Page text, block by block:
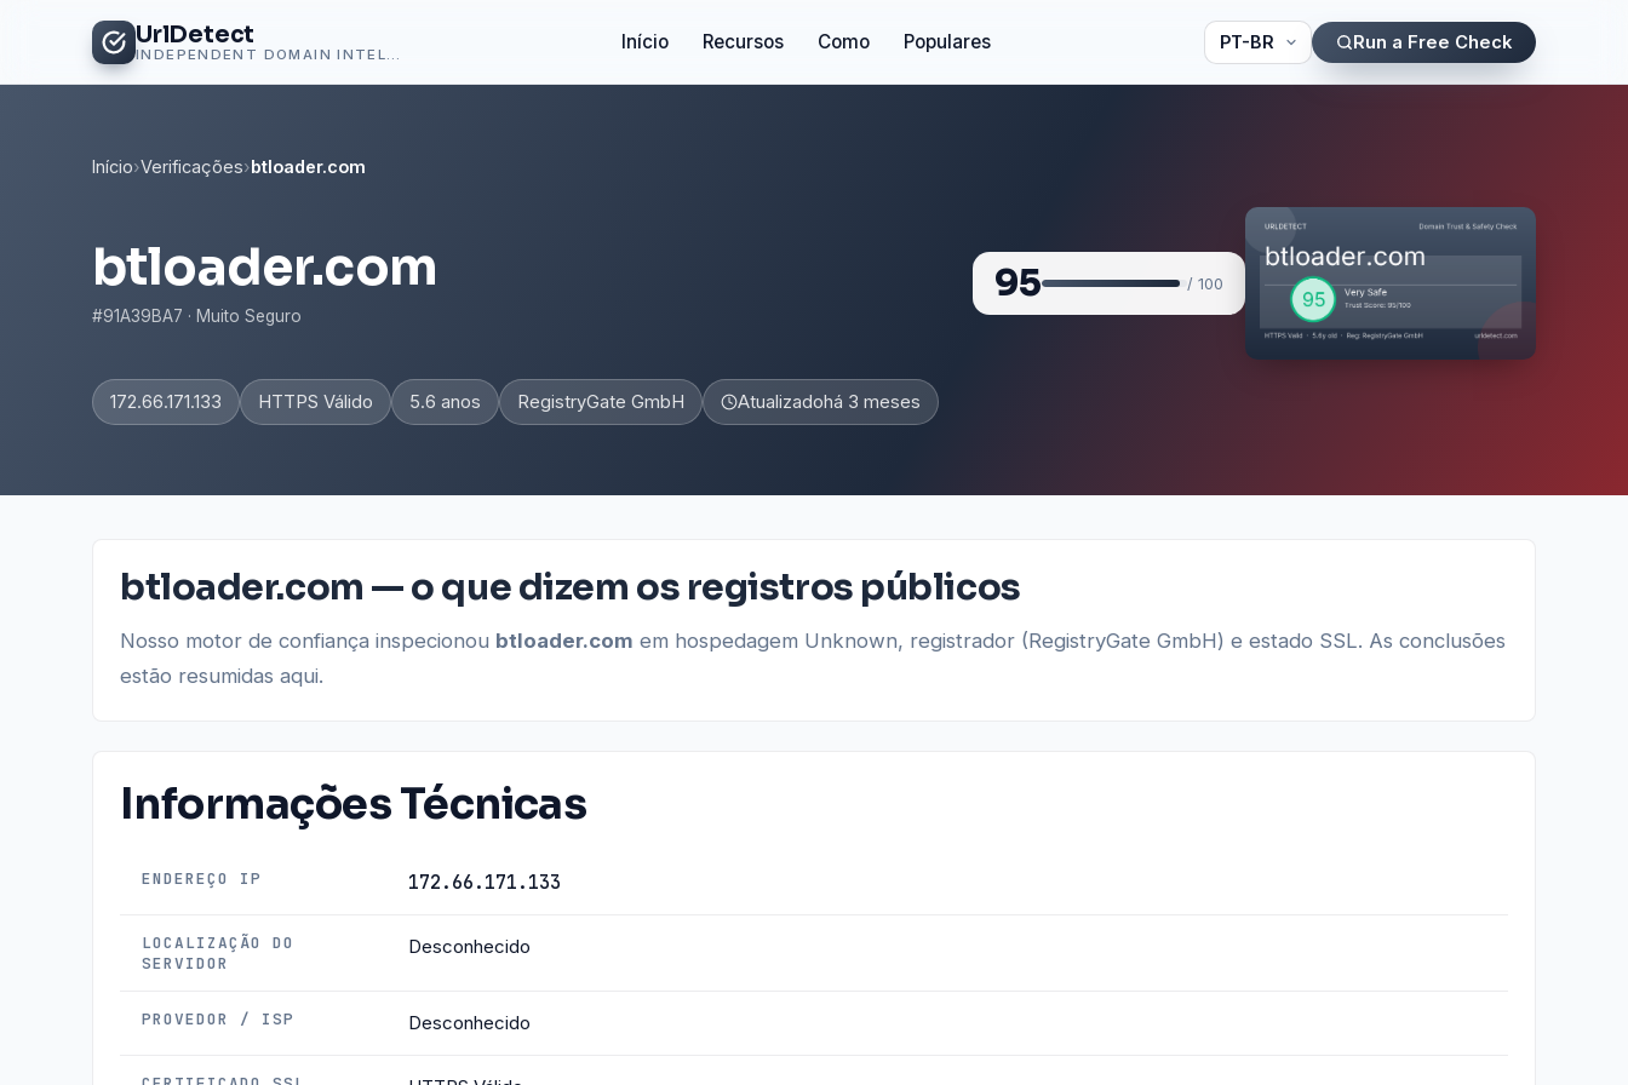
UrlDetect Início Recursos Como Populares Run a Free Check
Início›Verificações›btloader.com
btloader.com
#91A39BA7 · Muito Seguro
95 / 100
172.66.171.133 HTTPS Válido 5.6 anos RegistryGate GmbH Atualizadohá 3 meses
btloader.com — o que dizem os registros públicos
Nosso motor de confiança inspecionou btloader.com em hospedagem Unknown, registrador (RegistryGate GmbH) e estado SSL. As conclusões
estão resumidas aqui.
Informações Técnicas
ENDEREÇO IP 172.66.171.133
LOCALIZAÇÃO DO
SERVIDOR
Desconhecido
PROVEDOR / ISP Desconhecido